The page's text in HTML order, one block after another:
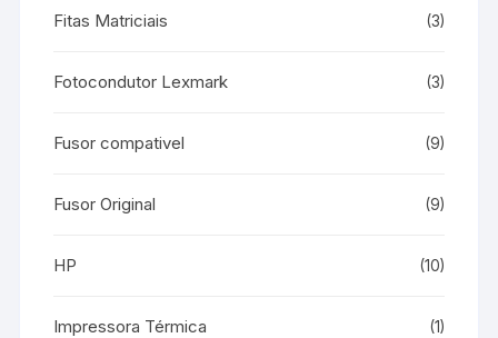
Fitas Matriciais (3)
Fotocondutor Lexmark (3)
Fusor compativel (9)
Fusor Original (9)
HP (10)
Impressora Térmica (1)